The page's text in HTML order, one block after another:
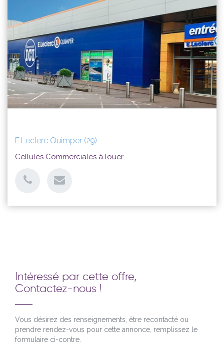
E.Leclerc Quimper (29)
Cellules Commerciales à louer
Intéressé par cette offre,
Contactez-nous !
Vous désirez des renseignements, être recontacté ou
prendre rendez-vous pour cette annonce, remplissez le
formulaire ci-contre.